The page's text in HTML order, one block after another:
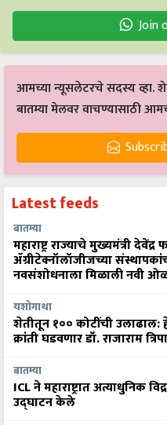
Join
आमच्या न्यूसलेटरचे सदस्य व्हा.
बातम्या मेलवर वाचण्यासाठी
Latest feeds
बातम्या
महाराष्ट्र राज्याचे मुख्यमंत्री
ॲग्रीटेक्नॉलॉजीजच्या
नवसंशोधनाला मिळाली नवी
यशोगाथा
शेतीतून १०० कोटींची उलाढाल:
क्रांती घडवणार डॉ. राजाराम
बातम्या
ICL ने महाराष्ट्रात अत्याधुनिक
उद्घाटन केले